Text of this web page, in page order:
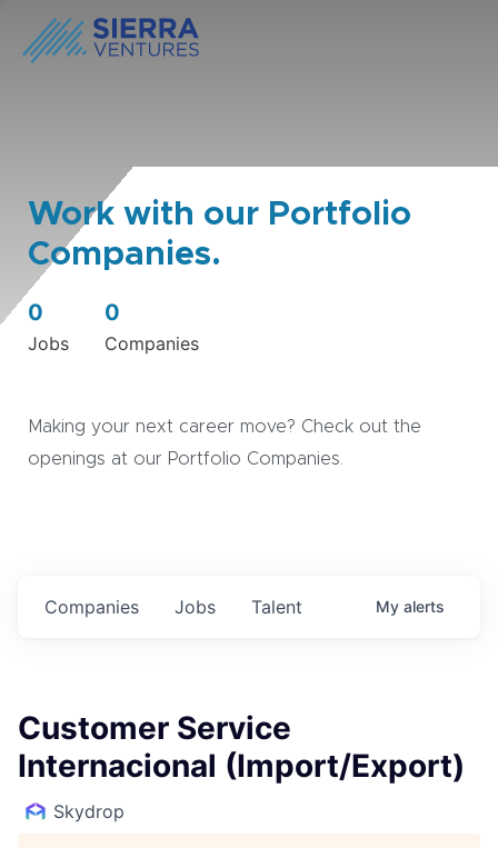
Work with our Portfolio
Companies.
0
Jobs
0
Companies
Making your next career move? Check out the
openings at our Portfolio Companies.
Jobs
Companies Talent My alerts
Customer Service
Internacional (Import/Export)
Skydrop